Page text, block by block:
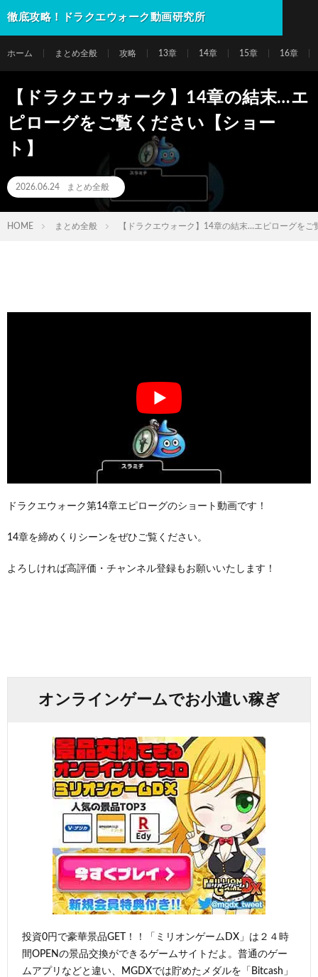
徹底攻略！ドラクエウォーク動画研究所
ホーム まとめ全般 攻略 13章 14章 15章 16章
【ドラクエウォーク】14章の結末…エ
ピローグをご覧ください【ショー
ト】
2026.06.24 まとめ全般
HOME まとめ全般 【ドラクエウォーク】14章の結末…エピローグをご
ドラクエウォーク第14章エピローグのショート動画です！
14章を締めくりシーンをぜひご覧ください。
よろしければ高評価・チャンネル登録もお願いいたします！
オンラインゲームでお小遣い稼ぎ
投資0円で豪華景品GET！！「ミリオンゲームDX」は２４時
間OPENの景品交換ができるゲームサイトだよ。普通のゲー
ムアプリなどと違い、MGDXでは貯めたメダルを「Bitcash」